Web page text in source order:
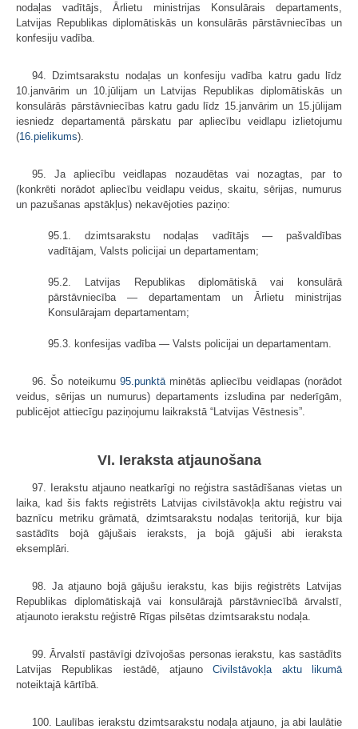
nodaļas vadītājs, Ārlietu ministrijas Konsulārais departaments,
Latvijas Republikas diplomātiskās un konsulārās pārstāvniecības un
konfesiju vadība.
94. Dzimtsarakstu nodaļas un konfesiju vadība katru gadu līdz
10.janvārim un 10.jūlijam un Latvijas Republikas diplomātiskās un
konsulārās pārstāvniecī­bas katru gadu līdz 15.janvārim un 15.jūlijam
iesniedz departamentā pārskatu par apliecību veidlapu izlietojumu
(16.pielikums).
95. Ja apliecību veidlapas nozaudētas vai nozagtas, par to
(konkrēti norā­dot apliecību veidlapu veidus, skaitu, sērijas, numurus
un pazušanas apstākļus) nekavējoties paziņo:
95.1. dzimtsarakstu nodaļas vadītājs — pašvaldības
vadītājam, Valsts policijai un departamentam;
95.2. Latvijas Republikas diplomātiskā vai konsulārā
pārstāvniecība — departamentam un Ārlietu ministrijas
Konsulārajam departamentam;
95.3. konfesijas vadība — Valsts policijai un departamentam.
96. Šo noteikumu 95.punktāminētās apliecību veidlapas (norādot
veidus, sērijas un numurus) departaments izsludina par nederīgām,
publicējot attiecīgu paziņojumu laikrakstā “Latvijas Vēstnesis”.
VI. Ieraksta atjaunošana
97. Ierakstu atjauno neatkarīgi no reģistra sastādīšanas vietas un
laika, kad šis fakts reģistrēts Latvijas civilstāvokļa aktu reģistru vai
baznīcu metriku grāmatā, dzimtsarakstu nodaļas teritorijā, kur bija
sastādīts bojā gājušais ieraksts, ja bojā gājuši abi ieraksta
eksemplāri.
98. Ja atjauno bojā gājušu ierakstu, kas bijis reģistrēts Latvijas
Republikas diplomātiskajā vai konsulārajā pārstāvniecībā ārvalstī,
atjaunoto ierakstu reģistrē Rīgas pilsētas dzimtsarakstu nodaļa.
99. Ārvalstī pastāvīgi dzīvojošas personas ierakstu, kas sastādīts
Latvijas Republikas iestādē, atjaunoCivilstāvokļa aktu likumā
noteiktajā kārtībā.
100. Laulības ierakstu dzimtsarakstu nodaļa atjauno, ja abi laulātie